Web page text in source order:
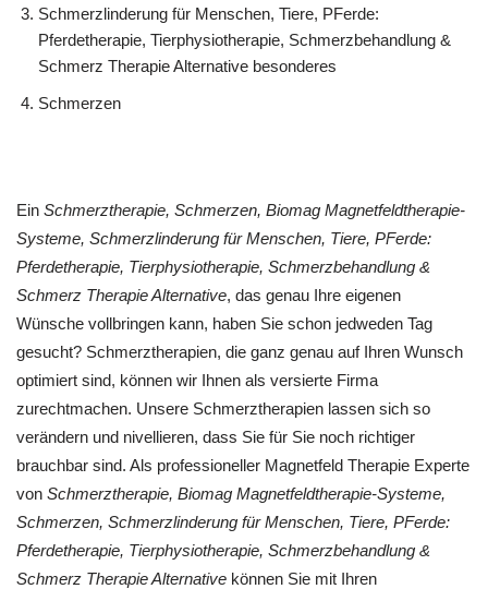
Schmerzlinderung für Menschen, Tiere, PFerde:
Pferdetherapie, Tierphysiotherapie, Schmerzbehandlung &
Schmerz Therapie Alternative besonderes
Schmerzen
Ein Schmerztherapie, Schmerzen, Biomag Magnetfeldtherapie-
Systeme, Schmerzlinderung für Menschen, Tiere, PFerde:
Pferdetherapie, Tierphysiotherapie, Schmerzbehandlung &
Schmerz Therapie Alternative, das genau Ihre eigenen
Wünsche vollbringen kann, haben Sie schon jedweden Tag
gesucht? Schmerztherapien, die ganz genau auf Ihren Wunsch
optimiert sind, können wir Ihnen als versierte Firma
zurechtmachen. Unsere Schmerztherapien lassen sich so
verändern und nivellieren, dass Sie für Sie noch richtiger
brauchbar sind. Als professioneller Magnetfeld Therapie Experte
von Schmerztherapie, Biomag Magnetfeldtherapie-Systeme,
Schmerzen, Schmerzlinderung für Menschen, Tiere, PFerde:
Pferdetherapie, Tierphysiotherapie, Schmerzbehandlung &
Schmerz Therapie Alternative können Sie mit Ihren